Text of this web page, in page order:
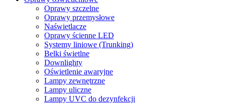
Oprawy szczelne
Oprawy przemysłowe
Naświetlacze
Oprawy ścienne LED
Systemy liniowe (Trunking)
Belki świetlne
Downlighty
Oświetlenie awaryjne
Lampy zewnętrzne
Lampy uliczne
Lampy UVC do dezynfekcji